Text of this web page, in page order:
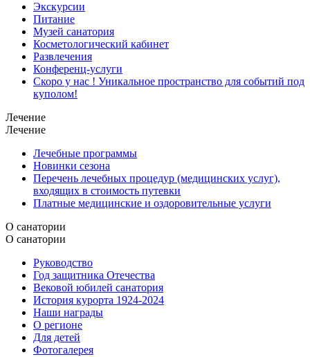
Экскурсии
Питание
Музей санатория
Косметологический кабинет
Развлечения
Конференц-услуги
Скоро у нас ! Уникальное пространство для событий под
куполом!
Лечение
Лечение
Лечебные программы
Новинки сезона
Перечень лечебных процедур (медицинских услуг),
входящих в стоимость путевки
Платные медицинские и оздоровительные услуги
О санатории
О санатории
Руководство
Год защитника Отечества
Вековой юбилей санатория
История курорта 1924-2024
Наши награды
О регионе
Для детей
Фотогалерея